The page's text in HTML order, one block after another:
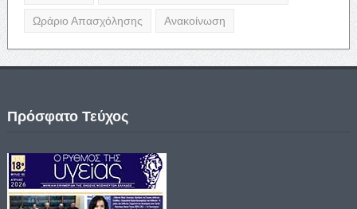
Ωράριο Απασχόλησης Ανακοίνωση
Πρόσφατο Τεύχος